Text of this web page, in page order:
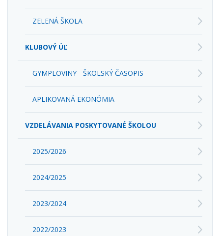
ZELENÁ ŠKOLA
KLUBOVÝ ÚĽ
GYMPLOVINY - ŠKOLSKÝ ČASOPIS
APLIKOVANÁ EKONÓMIA
VZDELÁVANIA POSKYTOVANÉ ŠKOLOU
2025/2026
2024/2025
2023/2024
2022/2023